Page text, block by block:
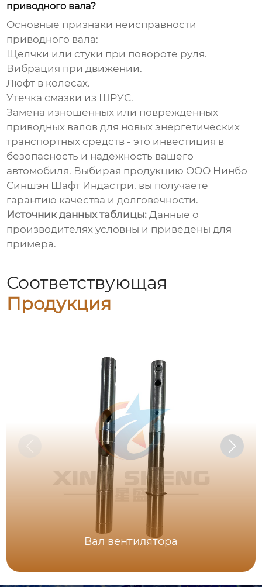
приводного вала?
Основные признаки неисправности
приводного вала:
Щелчки или стуки при повороте руля.
Вибрация при движении.
Люфт в колесах.
Утечка смазки из ШРУС.
Замена изношенных или поврежденных
приводных валов для новых энергетических
транспортных средств - это инвестиция в
безопасность и надежность вашего
автомобиля. Выбирая продукцию ООО Нинбо
Синшэн Шафт Индастри, вы получаете
гарантию качества и долговечности.
Источник данных таблицы: Данные о
производителях условны и приведены для
примера.
Соответствующая
Продукция
Вал вентилятора